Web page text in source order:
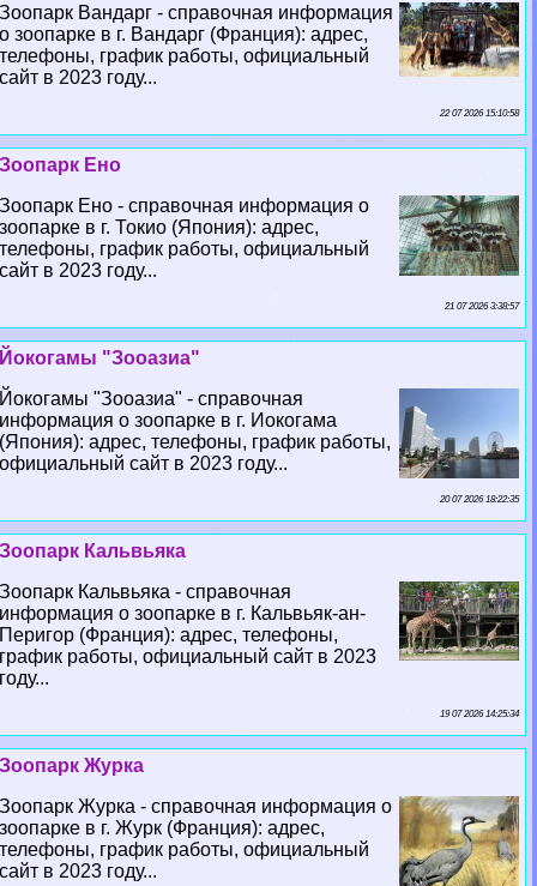
Зоопарк Вандарг - справочная информация
о зоопарке в г. Вандарг (Франция): адрес,
телефоны, график работы, официальный
сайт в 2023 году...
22 07 2026 15:10:58
Зоопарк Ено
Зоопарк Ено - справочная информация о
зоопарке в г. Токио (Япония): адрес,
телефоны, график работы, официальный
сайт в 2023 году...
21 07 2026 3:38:57
Йокогамы "Зооазиа"
Йокогамы "Зооазиа" - справочная
информация о зоопарке в г. Иокогама
(Япония): адрес, телефоны, график работы,
официальный сайт в 2023 году...
20 07 2026 18:22:35
Зоопарк Кальвьяка
Зоопарк Кальвьяка - справочная
информация о зоопарке в г. Кальвьяк-ан-
Перигор (Франция): адрес, телефоны,
график работы, официальный сайт в 2023
году...
19 07 2026 14:25:34
Зоопарк Журка
Зоопарк Журка - справочная информация о
зоопарке в г. Журк (Франция): адрес,
телефоны, график работы, официальный
сайт в 2023 году...